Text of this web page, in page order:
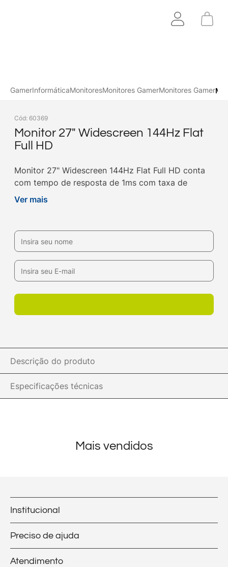
GamerInformáticaMonitoresMonitores GamerMonitores Gamer
Cód: 60369
Monitor 27" Widescreen 144Hz Flat
Full HD
Monitor 27" Widescreen 144Hz Flat Full HD conta
com tempo de resposta de 1ms com taxa de
atualização 144Hz, opção ideal para o seu setup.
Ver mais
Descrição do produto
Especificações técnicas
Mais vendidos
Institucional
Preciso de ajuda
Atendimento